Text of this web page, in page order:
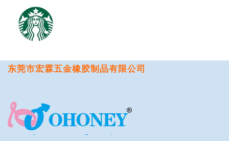
东莞市宏霖五金橡胶制品有限公司